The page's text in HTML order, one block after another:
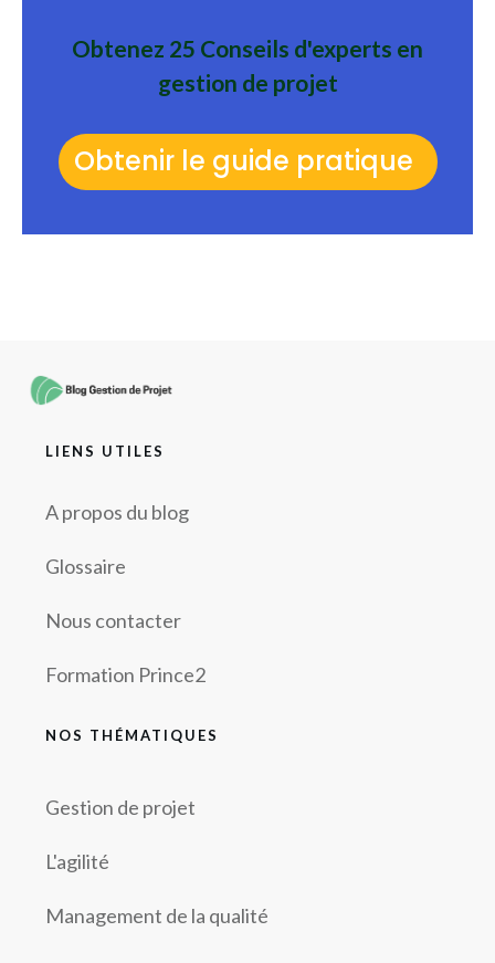
Obtenez 25 Conseils d'experts en
gestion de projet
Obtenir le guide pratique
LIENS UTILES
A propos du blog
Glossaire
Nous contacter
Formation Prince2
NOS THÉMATIQUES
Gestion de projet
L'agilité
Management de la qualité